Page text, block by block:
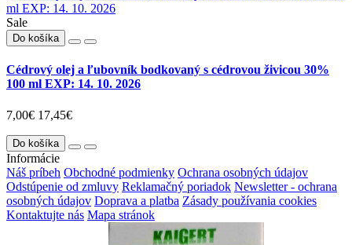
Sale
Do košíka
Cédrový olej a ľubovník bodkovaný s cédrovou živicou 30%
100 ml EXP: 14. 10. 2026
7,00€ 17,45€
Do košíka
Informácie
Náš príbeh Obchodné podmienky Ochrana osobných údajov
Odstúpenie od zmluvy Reklamačný poriadok Newsletter - ochrana
osobných údajov Doprava a platba Zásady používania cookies
Kontaktujte nás Mapa stránok